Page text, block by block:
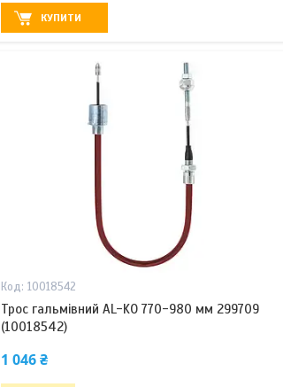
КУПИТИ
10018542
Трос гальмівний AL-KO 770-980 мм 299709
(10018542)
1 046 ₴